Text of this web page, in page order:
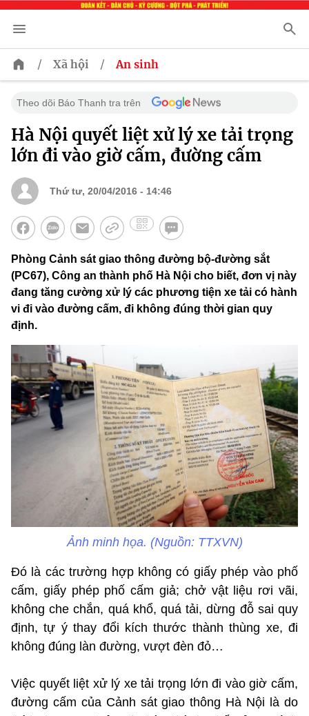
/ Xã hội / An sinh
Theo dõi Báo Thanh tra trên
Hà Nội quyết liệt xử lý xe tải trọng
lớn đi vào giờ cấm, đường cấm
Thứ tư, 20/04/2016 - 14:46
Phòng Cảnh sát giao thông đường bộ-đường sắt
(PC67), Công an thành phố Hà Nội cho biết, đơn vị này
đang tăng cường xử lý các phương tiện xe tải có hành
vi đi vào đường cấm, đi không đúng thời gian quy
định.
Ảnh minh họa. (Nguồn: TTXVN)
Đó là các trường hợp không có giấy phép vào phố
cấm, giấy phép phố cấm giả; chở vật liệu rơi vãi,
không che chắn, quá khổ, quá tải, dừng đỗ sai quy
định, tự ý thay đổi kích thước thành thùng xe, đi
không đúng làn đường, vượt đèn đỏ…
Việc quyết liệt xử lý xe tải trọng lớn đi vào giờ cấm,
đường cấm của Cảnh sát giao thông Hà Nội là do